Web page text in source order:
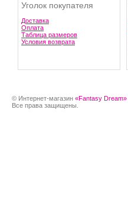
Уголок покупателя
Доставка
Оплата
Таблица размеров
Условия возврата
© Интернет-магазин «Fantasy Dream»
Все права защищены.